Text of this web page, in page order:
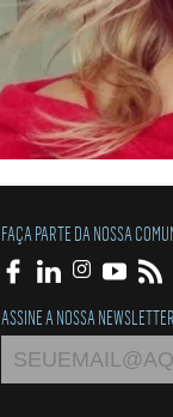
FAÇA PARTE DA NOSSA
ASSINE A NOSSA